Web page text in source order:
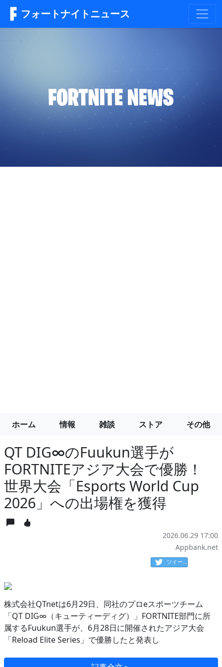
フォートナイトニュース
ホーム 情報 雑談 ストア その他
QT DIG∞のFuukun選手が
FORTNITEアジア大会で優勝！
世界大会「Esports World Cup
2026」への出場権を獲得
2026.06.29 17:00
Appbank.net
ツイート
株式会社QTnetは6月29日、同社のプロeスポーツチーム
「QT DIG∞（キューティーディグ）」FORTNITE部門に所
属するFuukun選手が、6月28日に開催されたアジア大会
「Reload Elite Series」で優勝したと発表し